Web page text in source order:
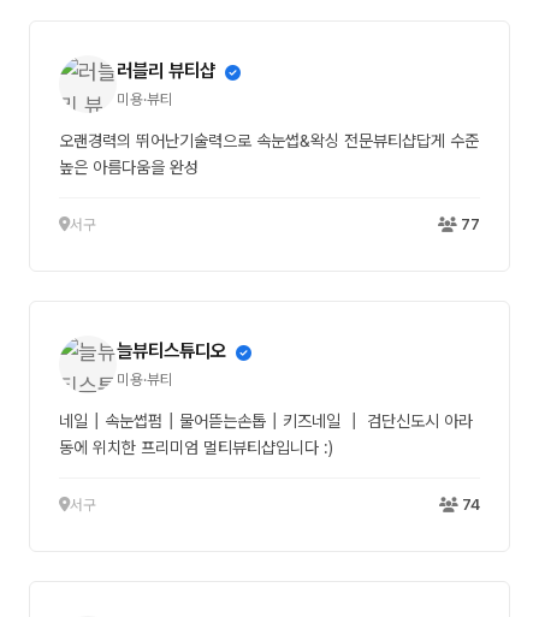
러블리 뷰티샵
미용·뷰티
오랜경력의 뛰어난기술력으로 속눈썹&왁싱 전문뷰티샵답게 수준
높은 아름다움을 완성
서구 77
늘뷰티스튜디오
미용·뷰티
네일┃속눈썹펌┃물어뜯는손톱┃키즈네일 ┃ 검단신도시 아라
동에 위치한 프리미엄 멀티뷰티샵입니다 :)
서구 74